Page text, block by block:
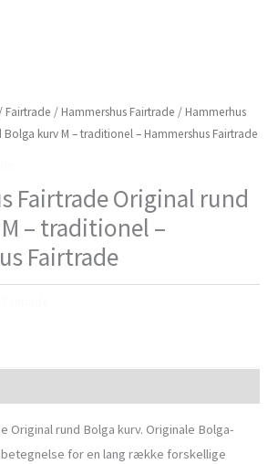
/ Fairtrade / Hammershus Fairtrade / Hammerhus
kurv M – traditionel – Hammershus Fairtrade
Fairtrade Original rund
– traditionel –
Fairtrade
Original rund Bolga kurv. Originale Bolga-
for en lang række forskellige